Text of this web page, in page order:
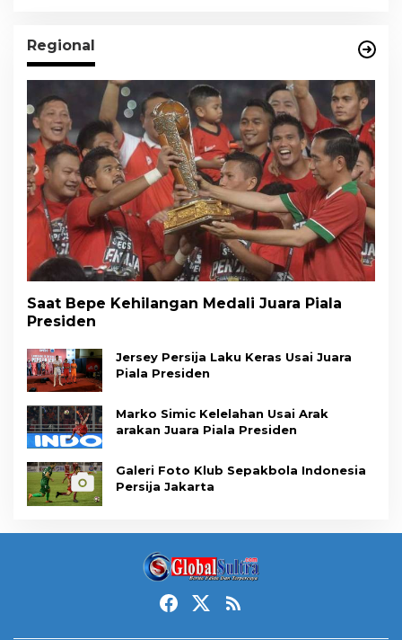
Regional
Saat Bepe Kehilangan Medali Juara Piala
Presiden
Jersey Persija Laku Keras Usai Juara
Piala Presiden
Marko Simic Kelelahan Usai Arak
arakan Juara Piala Presiden
Galeri Foto Klub Sepakbola Indonesia
Persija Jakarta